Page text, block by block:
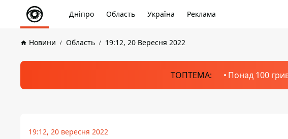
Дніпро Область Україна Реклама
Новини Область 19:12, 20 Вересня 2022
ТОПТЕМА: Понад 100
19:12, 20 вересня 2022